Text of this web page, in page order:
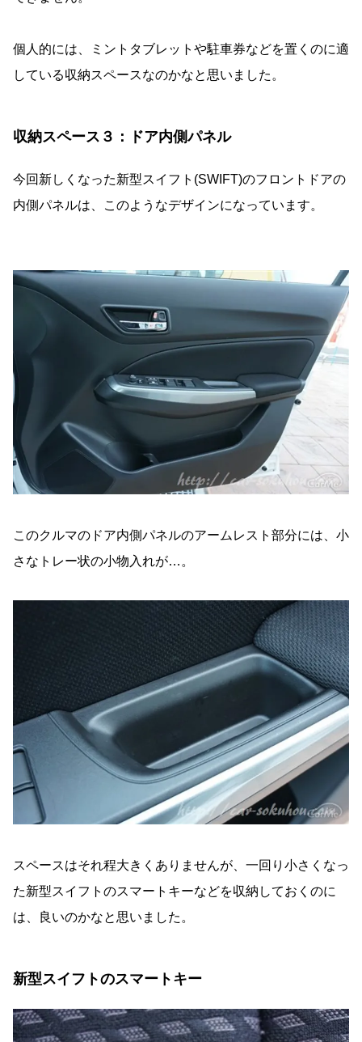
個人的には、ミントタブレットや駐車券などを置くのに適
している収納スペースなのかなと思いました。
収納スペース３：ドア内側パネル
今回新しくなった新型スイフト(SWIFT)のフロントドアの
内側パネルは、このようなデザインになっています。
このクルマのドア内側パネルのアームレスト部分には、小
さなトレー状の小物入れが…。
スペースはそれ程大きくありませんが、一回り小さくなっ
た新型スイフトのスマートキーなどを収納しておくのに
は、良いのかなと思いました。
新型スイフトのスマートキー